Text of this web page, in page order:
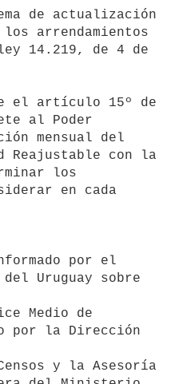
arrendamientos
14.219, de 4 de
al Poder
mensual del
Reajustable con la
los
en cada
Uruguay sobre
Medio de
por la Dirección
y la Asesoría